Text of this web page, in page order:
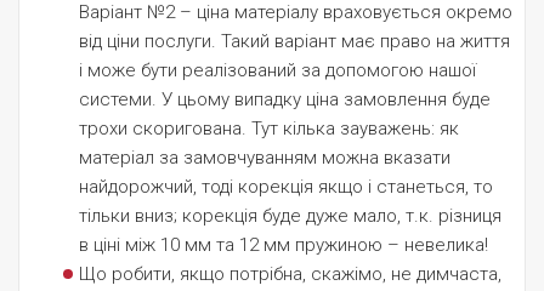
Варіант №2 – ціна матеріалу враховується окремо
від ціни послуги. Такий варіант має право на життя
і може бути реалізований за допомогою нашої
системи. У цьому випадку ціна замовлення буде
трохи скоригована. Тут кілька зауважень: як
матеріал за замовчуванням можна вказати
найдорожчий, тоді корекція якщо і станеться, то
тільки вниз; корекція буде дуже мало, т.к. різниця
в ціні між 10 мм та 12 мм пружиною – невелика!
Що робити, якщо потрібна, скажімо, не димчаста,